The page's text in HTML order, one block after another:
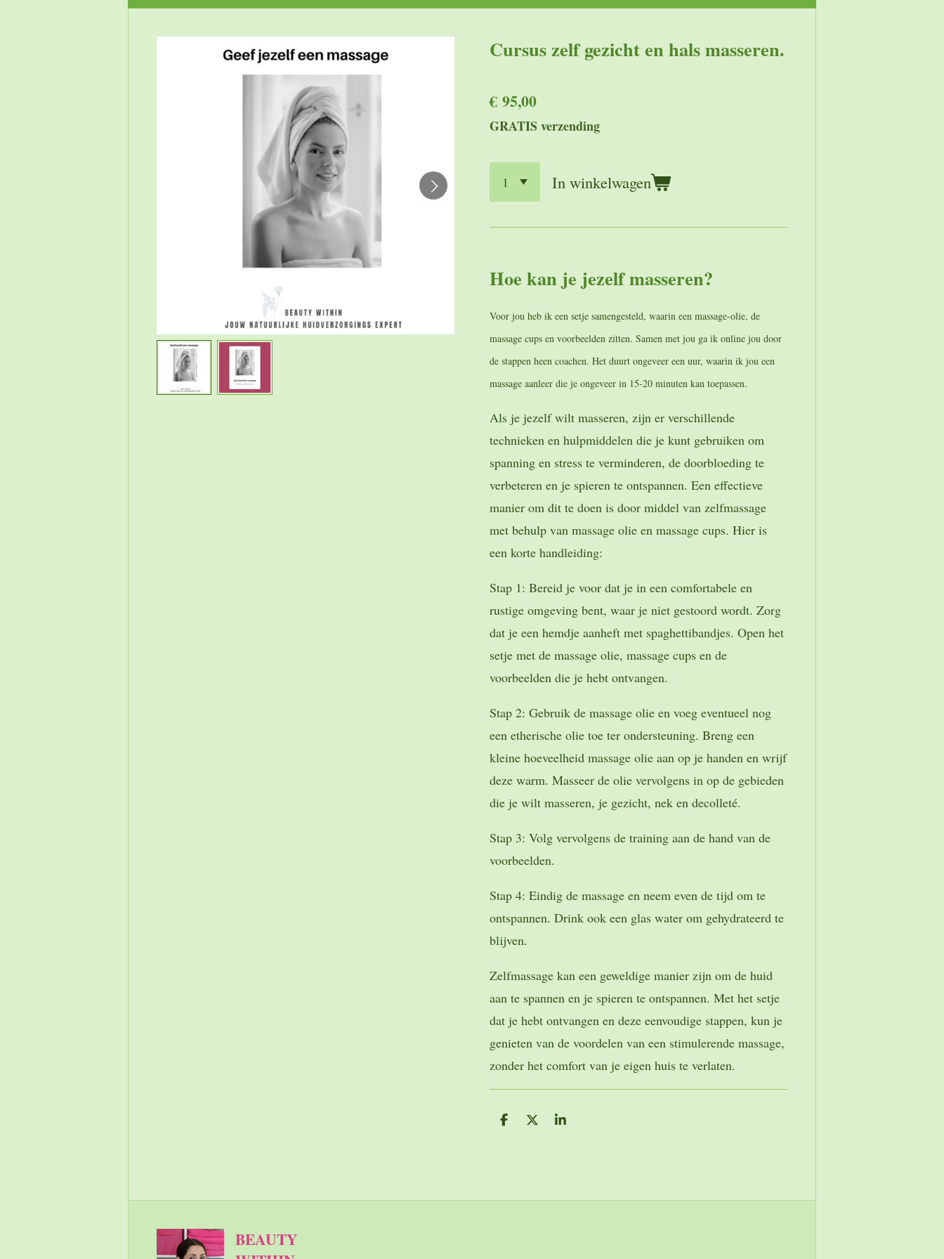
Cursus zelf gezicht en hals masseren.
€ 95,00
GRATIS verzending
In winkelwagen
Hoe kan je jezelf masseren?
Voor jou heb ik een setje samengesteld, waarin een massage-olie, de
massage cups en voorbeelden zitten. Samen met jou ga ik online jou door
de stappen heen coachen. Het duurt ongeveer een uur, waarin ik jou een
massage aanleer die je ongeveer in 15-20 minuten kan toepassen.
Als je jezelf wilt masseren, zijn er verschillende
technieken en hulpmiddelen die je kunt gebruiken om
spanning en stress te verminderen, de doorbloeding te
verbeteren en je spieren te ontspannen. Een effectieve
manier om dit te doen is door middel van zelfmassage
met behulp van massage olie en massage cups. Hier is
een korte handleiding:
Stap 1: Bereid je voor dat je in een comfortabele en
rustige omgeving bent, waar je niet gestoord wordt. Zorg
dat je een hemdje aanheft met spaghettibandjes. Open het
setje met de massage olie, massage cups en de
voorbeelden die je hebt ontvangen.
Stap 2: Gebruik de massage olie en voeg eventueel nog
een etherische olie toe ter ondersteuning. Breng een
kleine hoeveelheid massage olie aan op je handen en wrijf
deze warm. Masseer de olie vervolgens in op de gebieden
die je wilt masseren, je gezicht, nek en decolleté.
Stap 3: Volg vervolgens de training aan de hand van de
voorbeelden.
Stap 4: Eindig de massage en neem even de tijd om te
ontspannen. Drink ook een glas water om gehydrateerd te
blijven.
Zelfmassage kan een geweldige manier zijn om de huid
aan te spannen en je spieren te ontspannen. Met het setje
dat je hebt ontvangen en deze eenvoudige stappen, kun je
genieten van de voordelen van een stimulerende massage,
zonder het comfort van je eigen huis te verlaten.
D
D
S
BEAUTY